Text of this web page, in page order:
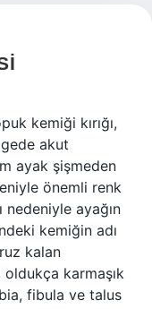
kemiği kırığı,
akut
ayak şişmeden
önemli renk
ayağın
kemiğin adı
kalan
karmaşık
fibula ve talus